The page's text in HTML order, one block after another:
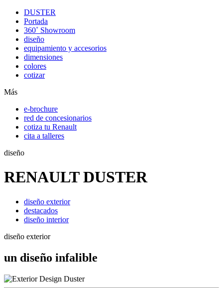
DUSTER
Portada
360˚ Showroom
diseño
equipamiento y accesorios
dimensiones
colores
cotizar
Más
e-brochure
red de concesionarios
cotiza tu Renault
cita a talleres
diseño
RENAULT DUSTER
diseño exterior
destacados
diseño interior
diseño exterior
un diseño infalible